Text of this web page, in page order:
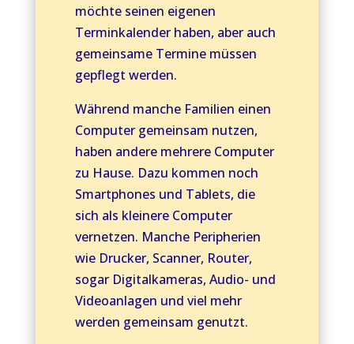
möchte seinen eigenen
Terminkalender haben, aber auch
gemeinsame Termine müssen
gepflegt werden.
Während manche Familien einen
Computer gemeinsam nutzen,
haben andere mehrere Computer
zu Hause. Dazu kommen noch
Smartphones und Tablets, die
sich als kleinere Computer
vernetzen. Manche Peripherien
wie Drucker, Scanner, Router,
sogar Digitalkameras, Audio- und
Videoanlagen und viel mehr
werden gemeinsam genutzt.